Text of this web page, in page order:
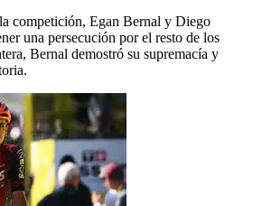
competición, Egan Bernal y Diego
una persecución por el resto de los
Bernal demostró su supremacía y